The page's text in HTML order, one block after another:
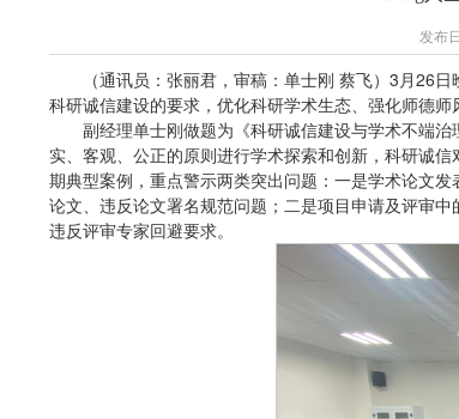
发布
（通讯员：张丽君，审稿：单士刚 蔡飞）3月26
科研诚信建设的要求，优化科研学术生态、强化师德
副经理单士刚做题为《科研诚信建设与学术不端
实、客观、公正的原则进行学术探索和创新，科研诚
期典型案例，重点警示两类突出问题：一是学术论文
论文、违反论文署名规范问题；二是项目申请及评审
违反评审专家回避要求。